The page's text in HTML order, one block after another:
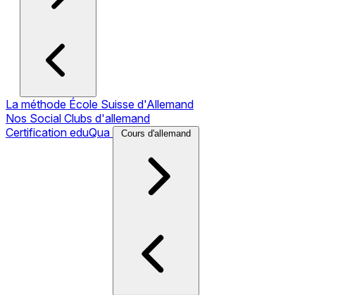
La méthode École Suisse d'Allemand
Nos Social Clubs d'allemand
Certification eduQua
Cours d'allemand